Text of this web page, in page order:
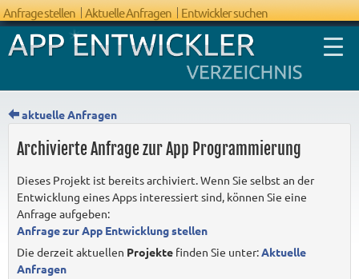
Anfrage stellen Aktuelle Anfragen Entwickler suchen
aktuelle Anfragen
Archivierte Anfrage zur App Programmierung
Dieses Projekt ist bereits archiviert. Wenn Sie selbst an der
Entwicklung eines Apps interessiert sind, können Sie eine
Anfrage aufgeben:
Anfrage zur App Entwicklung stellen
Die derzeit aktuellen Projekte finden Sie unter:Aktuelle
Anfragen